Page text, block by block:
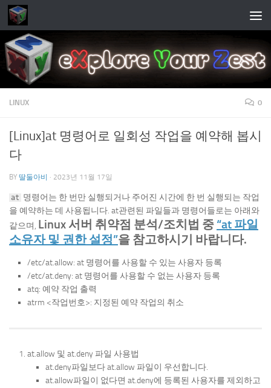
Skip to content
LINUX 0
[Linux]at 명령어로 일회성 작업을 예약해 봅시
다
BY 딸둘아비 · 2023년 11월 17일
at 명령어는 한 번만 실행되거나 주어진 시간에 한 번 실행되는 작업
을 예약하는 데 사용됩니다. at관련된 파일들과 명령어들로는 아래와
같으며, Linux 서버 취약점 분석/조치법 중 “at 파일
소유자 및 권한 설정”을 참고하시기 바랍니다.
/etc/at.allow: at 명령어를 사용할 수 있는 사용자 등록
/etc/at.deny: at 명령어를 사용할 수 없는 사용자 등록
atq: 예약 작업 출력
atrm <작업번호>: 지정된 예약 작업의 취소
at.allow 및 at.deny 파일 사용법
at.deny파일보다 at.allow 파일이 우선합니다.
at.allow파일이 없다면 at.deny에 등록된 사용자를 제외하고